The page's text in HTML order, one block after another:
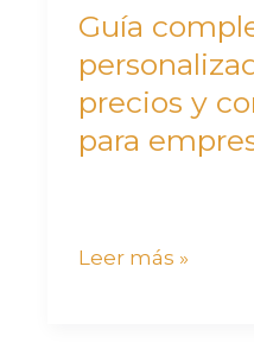
Guía
precios y
para
consejos
para
empresas
Leer más »